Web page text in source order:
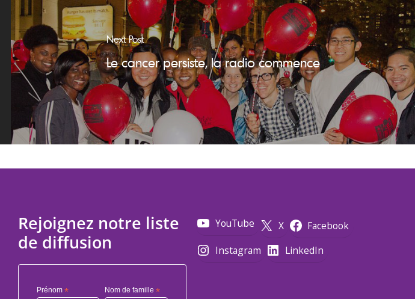
Next Post
Le cancer persiste, la radio commence
Rejoignez notre liste
de diffusion
Prénom * Nom de famille *
YouTube X
Facebook
Instagram
LinkedIn